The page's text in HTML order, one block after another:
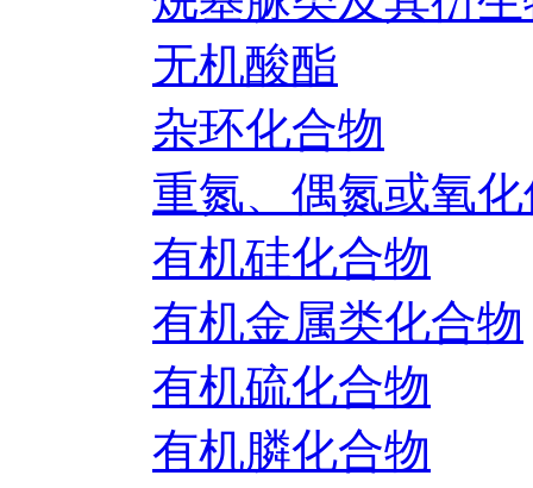
无机酸酯
杂环化合物
重氮、偶氮或氧
有机硅化合物
有机金属类化合物
有机硫化合物
有机膦化合物